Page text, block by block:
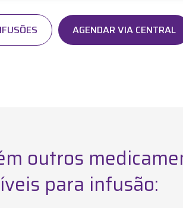
AGENDAR VIA CENTRAL
outros
para infusão: